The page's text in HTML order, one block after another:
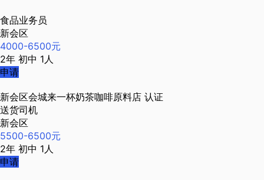
食品业务员
新会区
4000-6500元
2年 初中 1人
申请
新会区会城来一杯奶茶咖啡原料店 认证
送货司机
新会区
5500-6500元
2年 初中 1人
申请